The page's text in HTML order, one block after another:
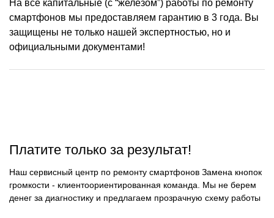
На все капитальные (с “железом”) работы по ремонту
смартфонов мы предоставляем гарантию в 3 года. Вы
защищены не только нашей экспертностью, но и
официальными документами!
Платите только за результат!
Наш сервисный центр по ремонту смартфонов Замена кнопок
громкости - клиентоориентированная команда. Мы не берем
денег за диагностику и предлагаем прозрачную схему работы